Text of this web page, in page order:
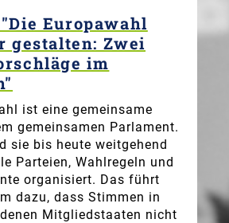
Europawahl
gestalten: Zwei
im
ist eine gemeinsame
gemeinsamen Parlament.
sie bis heute weitgehend
Parteien, Wahlregeln und
organisiert. Das führt
dazu, dass Stimmen in
Mitgliedstaaten nicht